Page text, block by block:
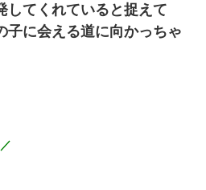
けた嫁→翌日、嫁「ただいま～」旦
絡したのに…」嫁「えっ」→なん
の義弟が投資で旦那より稼いでる
してくれていると捉えて
子に会える道に向かっちゃ